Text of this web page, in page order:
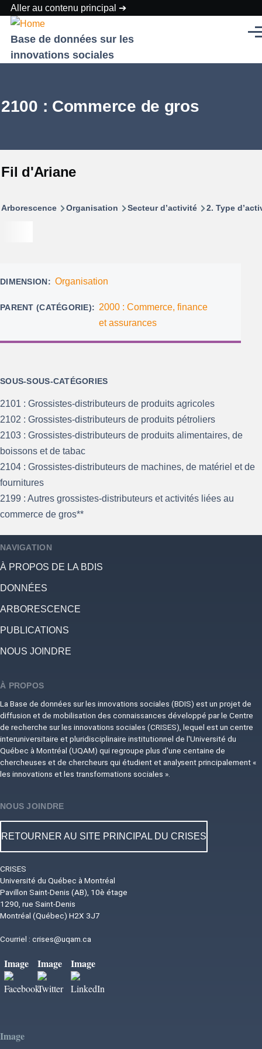
Aller au contenu principal
Base de données sur les
innovations sociales
2100 : Commerce de gros
Fil d'Ariane
Arborescence Organisation Secteur d’activité 2. Type
DIMENSION Organisation
PARENT (CATÉGORIE)
2000 : Commerce, finance
et assurances
SOUS-SOUS-CATÉGORIES
2101 : Grossistes-distributeurs de produits agricoles
2102 : Grossistes-distributeurs de produits pétroliers
2103 : Grossistes-distributeurs de produits alimentaires, de
boissons et de tabac
2104 : Grossistes-distributeurs de machines, de matériel et de
fournitures
2199 : Autres grossistes-distributeurs et activités liées au
commerce de gros**
NAVIGATION
À PROPOS DE LA BDIS
DONNÉES
ARBORESCENCE
PUBLICATIONS
NOUS JOINDRE
À PROPOS
La Base de données sur les innovations sociales (BDIS) est un projet de
diffusion et de mobilisation des connaissances développé par le Centre
de recherche sur les innovations sociales (CRISES), lequel est un centre
interuniversitaire et pluridisciplinaire institutionnel de l'Université du
Québec à Montréal (UQAM) qui regroupe plus d'une centaine de
chercheuses et de chercheurs qui étudient et analysent principalement «
les innovations et les transformations sociales ».
NOUS JOINDRE
RETOURNER AU SITE PRINCIPAL DU CRISES
CRISES
Université du Québec à Montréal
Pavillon Saint-Denis (AB), 10è étage
1290, rue Saint-Denis
Montréal (Québec) H2X 3J7
Courriel : crises@uqam.ca
Image Image Image
Image